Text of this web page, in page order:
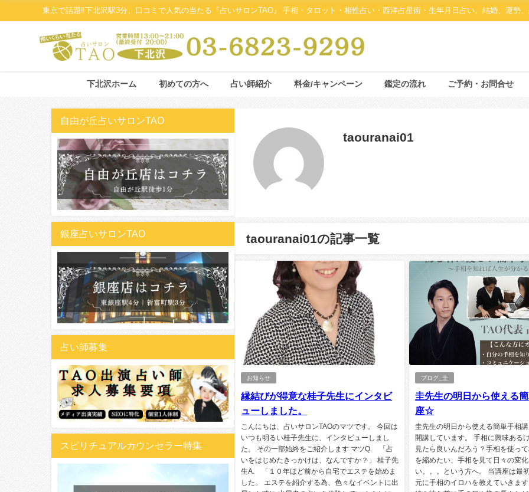
東京で話題‼下北沢駅3分、口コミで人気の当たる『占いサロンTAO』 手相・タロット・相性占い・西洋占星術・生年月日占い。結婚、運勢
下北沢ホーム 初めての方へ 占い師紹介 料金/キャンペーン 鑑定の流れ ご予約・お問合せ
taouranai01
taouranai01の記事一覧
お知らせ
縁結びが得意な桂子先生にインタビ
ューしました。
こんにちは、占いサロンTAOのマツです。 今回は
いつも明るい桂子先生に、インタビューしまし
た。 その一部始終をご紹介します マツQ. 「占
いをはじめたきっかけは、なんですか？」 桂子先
生A. 「１０年ほど前から自宅でエステを始めま
した。 エステを紹介する為、色々なイベントに出
ブログ_圭
圭先生の明日から使える
座☆
圭先生の明日から使える簡単手相
開講しています。 手相に興味ある
見たら良いんだろう？手相を使っ
を縮めたい、手相を見て日々の変
い。。。という方へ。 当講座は最
元に手相のイロハを教えていきま
自由が丘占いサロンTAO
銀座占いサロンTAO
占い師募集
スピリチュアルカウンセラー特集